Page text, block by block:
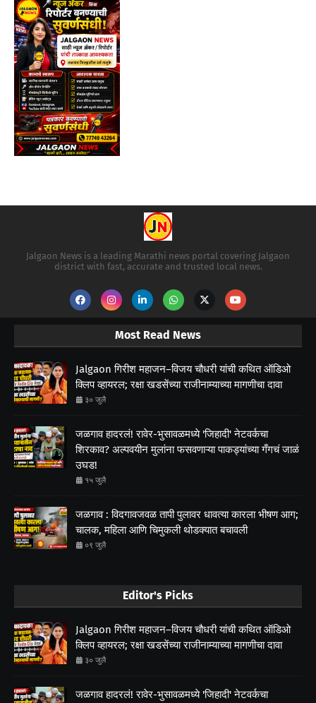
Jalgaon News is a leading Marathi news portal covering Jalgaon
district with fast, accurate and trusted local news.
Most Read News
Jalgaon गिरीश महाजन–विजय चौधरी यांची कथित ऑडिओ
क्लिप व्हायरल; रक्षा खडसेंच्या राजीनाम्याच्या मागणीचा दावा
३० जुलै
जळगाव हादरलं! रावेर-भुसावळमध्ये 'जिहादी' नेटवर्कचा
शिरकाव? अल्पवयीन मुलांना फसवणाऱ्या पाकड्यांच्या गँगचं जाळं
उघड!
१५ जुलै
जळगाव : विदगावजवळ तापी पुलावर धावत्या कारला भीषण आग;
चालक, महिला आणि चिमुकली थोडक्यात बचावली
०९ जुलै
Editor's Picks
Jalgaon गिरीश महाजन–विजय चौधरी यांची कथित ऑडिओ
क्लिप व्हायरल; रक्षा खडसेंच्या राजीनाम्याच्या मागणीचा दावा
३० जुलै
जळगाव हादरलं! रावेर-भुसावळमध्ये 'जिहादी' नेटवर्कचा